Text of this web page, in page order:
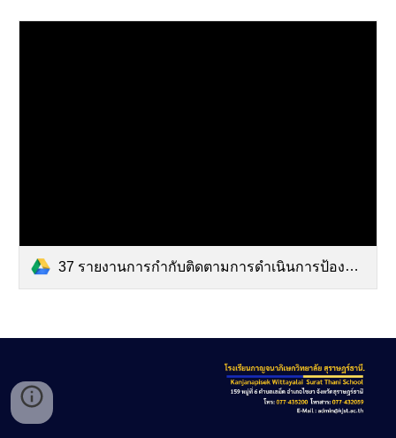
37 รายงานการกำกับติดตามการดำเนินการป้องกันการทุจริตประจำปีรอบ เดือน.pdf